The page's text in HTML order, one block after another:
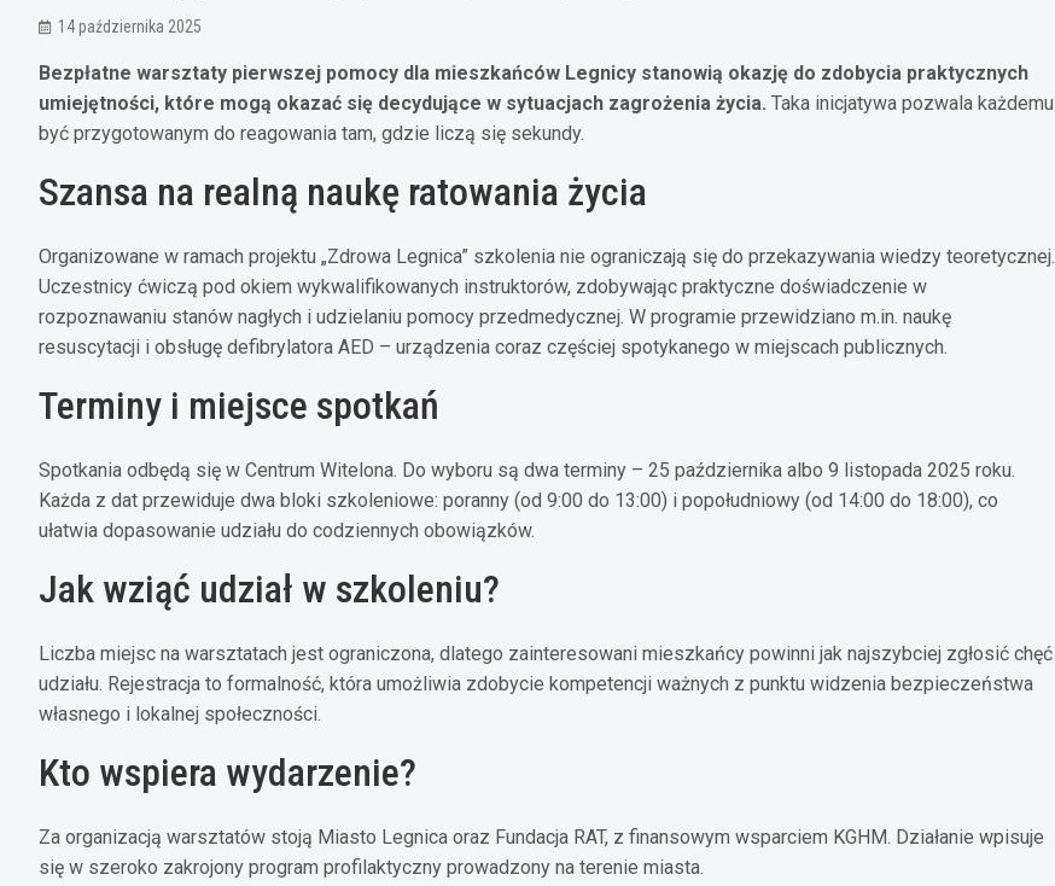
14 października 2025
Bezpłatne warsztaty pierwszej pomocy dla mieszkańców Legnicy stanowią okazję do zdobycia praktycznych
umiejętności, które mogą okazać się decydujące w sytuacjach zagrożenia życia. Taka inicjatywa pozwala każdemu
być przygotowanym do reagowania tam, gdzie liczą się sekundy.
Szansa na realną naukę ratowania życia
Organizowane w ramach projektu „Zdrowa Legnica” szkolenia nie ograniczają się do przekazywania wiedzy teoretycznej.
Uczestnicy ćwiczą pod okiem wykwalifikowanych instruktorów, zdobywając praktyczne doświadczenie w
rozpoznawaniu stanów nagłych i udzielaniu pomocy przedmedycznej. W programie przewidziano m.in. naukę
resuscytacji i obsługę defibrylatora AED – urządzenia coraz częściej spotykanego w miejscach publicznych.
Terminy i miejsce spotkań
Spotkania odbędą się w Centrum Witelona. Do wyboru są dwa terminy – 25 października albo 9 listopada 2025 roku.
Każda z dat przewiduje dwa bloki szkoleniowe: poranny (od 9:00 do 13:00) i popołudniowy (od 14:00 do 18:00), co
ułatwia dopasowanie udziału do codziennych obowiązków.
Jak wziąć udział w szkoleniu?
Liczba miejsc na warsztatach jest ograniczona, dlatego zainteresowani mieszkańcy powinni jak najszybciej zgłosić chęć
udziału. Rejestracja to formalność, która umożliwia zdobycie kompetencji ważnych z punktu widzenia bezpieczeństwa
własnego i lokalnej społeczności.
Kto wspiera wydarzenie?
Za organizacją warsztatów stoją Miasto Legnica oraz Fundacja RAT, z finansowym wsparciem KGHM. Działanie wpisuje
się w szeroko zakrojony program profilaktyczny prowadzony na terenie miasta.